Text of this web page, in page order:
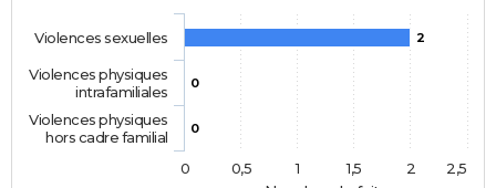
2
0
0
Violences sexuelles
Violences physiques
intrafamiliales
Violences physiques
hors cadre familial
0
0,5 1 1,5 2 2,5